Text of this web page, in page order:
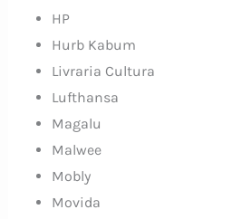
HP
Hurb Kabum
Livraria Cultura
Lufthansa
Magalu
Malwee
Mobly
Movida